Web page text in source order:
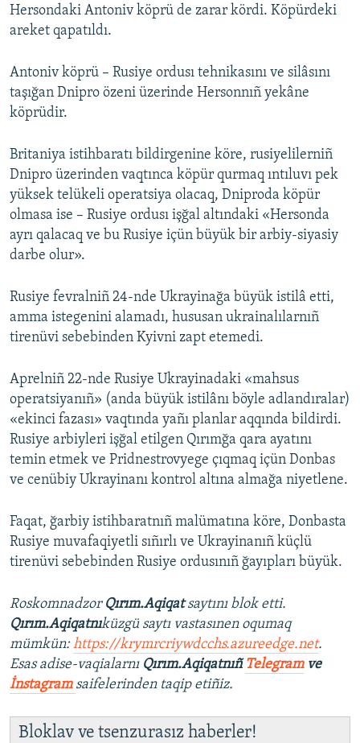
Hersondaki Antoniv köprü de zarar kördi. Köpürdeki
areket qapatıldı.
Antoniv köprü – Rusiye ordusı tehnikasını ve silâsını
taşığan Dnipro özeni üzerinde Hersonnıñ yekâne
köprüdir.
Britaniya istihbaratı bildirgenine köre, rusiyelilerniñ
Dnipro üzerinden vaqtınca köpür qurmaq ıntıluvı pek
yüksek telükeli operatsiya olacaq, Dniproda köpür
olmasa ise – Rusiye ordusı işğal altındaki «Hersonda
ayrı qalacaq ve bu Rusiye içün büyük bir arbiy-siyasiy
darbe olur».
Rusiye fevralniñ 24-nde Ukrayinağa büyük istilâ etti,
amma istegenini alamadı, hususan ukrainalılarnıñ
tirenüvi sebebinden Kyivni zapt etemedi.
Aprelniñ 22-nde Rusiye Ukrayinadaki «mahsus
operatsiyanıñ» (anda büyük istilânı böyle adlandıralar)
«ekinci fazası» vaqtında yañı planlar aqqında bildirdi.
Rusiye arbiyleri işğal etilgen Qırımğa qara ayatını
temin etmek ve Pridnestrovyege çıqmaq içün Donbas
ve cenübiy Ukrayinanı kontrol altına almağa niyetlene.
Faqat, ğarbiy istihbaratnıñ malümatına köre, Donbasta
Rusiye muvafaqiyetli sıñırlı ve Ukrayinanıñ küçlü
tirenüvi sebebinden Rusiye ordusınıñ ğayıpları büyük.
Roskomnadzor Qırım.Aqiqatsaytını blok etti.
Qırım.Aqiqatnıküzgü saytı vastasınen oqumaq
mümkün:https://krymrcriywdcchs.azureedge.net.
Esas adise-vaqialarnı Qırım.Aqiqatnıñ Telegramve
İnstagram saifelerinden taqip etiñiz.
Bloklav ve tsenzurasız haberler!